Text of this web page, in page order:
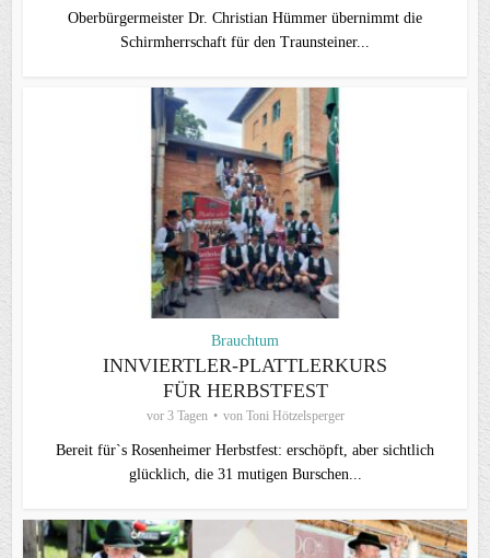
Oberbürgermeister Dr. Christian Hümmer übernimmt die
Schirmherrschaft für den Traunsteiner...
Brauchtum
INNVIERTLER-PLATTLERKURS
FÜR HERBSTFEST
vor 3 Tagen von Toni Hötzelsperger
Bereit für`s Rosenheimer Herbstfest: erschöpft, aber sichtlich
glücklich, die 31 mutigen Burschen...